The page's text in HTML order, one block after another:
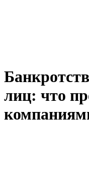
лиц: что